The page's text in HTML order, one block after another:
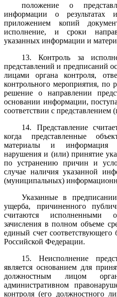
положение о
информации о результатах
приложением копий
исполнение, и сроки
указанных информации и
13. Контроль за
представлений и предписаний
лицами органа контроля,
контрольного мероприятия, по
решение о направлении
основании информации,
соответствии с представлением
14. Представление
когда представленные
материалы и информация
нарушения и (или) принятие
по устранению причин и
случае наличия указанной
(муниципальных)
Указанные в
ущерба, причиненного
считаются исполненными
зачисления в полном объеме
единый счет
Российской Федерации.
15. Неисполнение
является основанием для
должностным лицом
административном
контроля (его должностного